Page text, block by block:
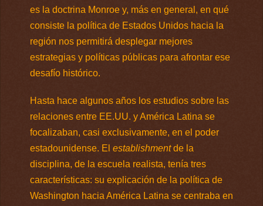
es la doctrina Monroe y, más en general, en qué
consiste la política de Estados Unidos hacia la
región nos permitirá desplegar mejores
estrategias y políticas públicas para afrontar ese
desafío histórico.
Hasta hace algunos años los estudios sobre las
relaciones entre EE.UU. y América Latina se
focalizaban, casi exclusivamente, en el poder
estadounidense. El establishment de la
disciplina, de la escuela realista, tenía tres
características: su explicación de la política de
Washington hacia América Latina se centraba en